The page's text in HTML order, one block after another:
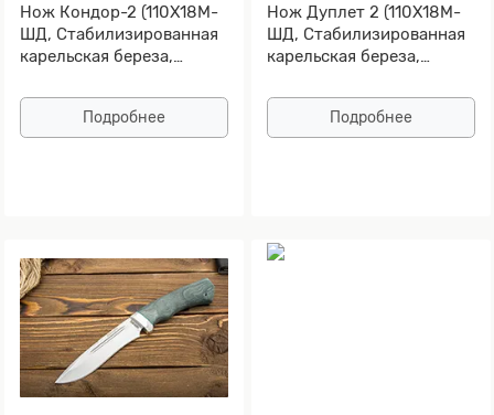
Нож Кондор-2 (110Х18М-
ШД, Стабилизированная
карельская береза,
Подробнее
Нож Дуплет 2 (110Х18М-
ШД, Стабилизированная
карельская береза,
Подробнее